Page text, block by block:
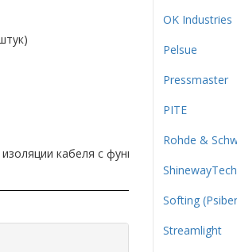
кабеля с функцией обрезки
OK Industries
Pelsue
Pressmaster
PITE
Rohde &
ShinewayTech
Softing
Streamlight